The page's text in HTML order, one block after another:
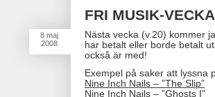
8 maj
2008
FRI MUSIK-
Nästa vecka (v.20) kommer
har betalt eller borde betalt
också är med!
Exempel på saker att lyssna
Nine Inch Nails – ”The Slip”
Nine Inch Nails – ”Ghosts I”